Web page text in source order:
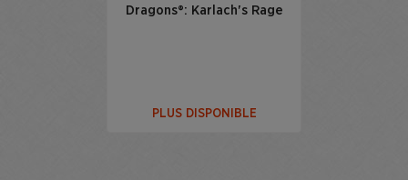
Dragons®: Karlach's Rage
PLUS DISPONIBLE